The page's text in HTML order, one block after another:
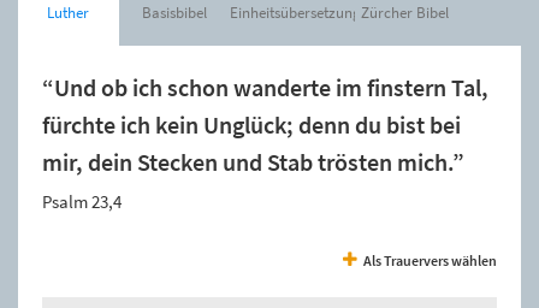
Luther Basisbibel Einheitsübersetzung Zürcher Bibel
“Und ob ich schon wanderte im finstern Tal,
fürchte ich kein Unglück; denn du bist bei
mir, dein Stecken und Stab trösten mich.”
Psalm 23,4
Als Trauervers wählen